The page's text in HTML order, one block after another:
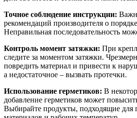
Точное соблюдение инструкции:
рекомендаций производителя о
Неправильная последовательность
Контроль момент затяжки: При
следите за моментом затяжки.
повредить материал и привести к
а недостаточное – вызвать протечки.
Использование герметиков: В
добавление герметиков может
Выбирайте продукты, подходящие для